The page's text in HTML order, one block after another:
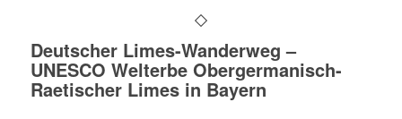
Deutscher Limes-Wanderweg –
UNESCO Welterbe Obergermanisch-
Raetischer Limes in Bayern